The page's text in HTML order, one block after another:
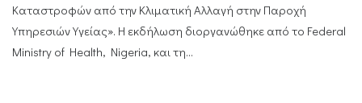
Καταστροφών από την Κλιματική Αλλαγή στην Παροχή
Υπηρεσιών Υγείας». Η εκδήλωση διοργανώθηκε από το Federal
Ministry of Health, Nigeria, και τη...